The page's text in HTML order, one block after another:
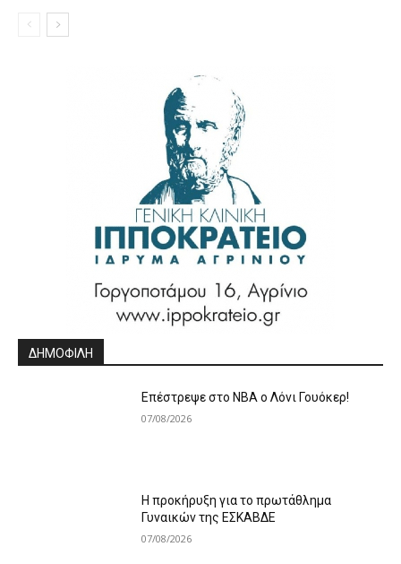
ΔΗΜΟΦΙΛΗ
Επέστρεψε στο ΝΒΑ ο Λόνι Γουόκερ!
07/08/2026
Η προκήρυξη για το πρωτάθλημα
Γυναικών της ΕΣΚΑΒΔΕ
07/08/2026